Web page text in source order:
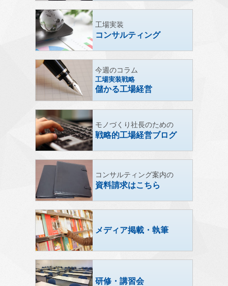
工場実装
コンサルティング
今週のコラム
工場実装戦略
儲かる工場経営
モノづくり社長のための
戦略的工場経営ブログ
コンサルティング案内の
資料請求はこちら
メディア掲載・執筆
研修・講習会